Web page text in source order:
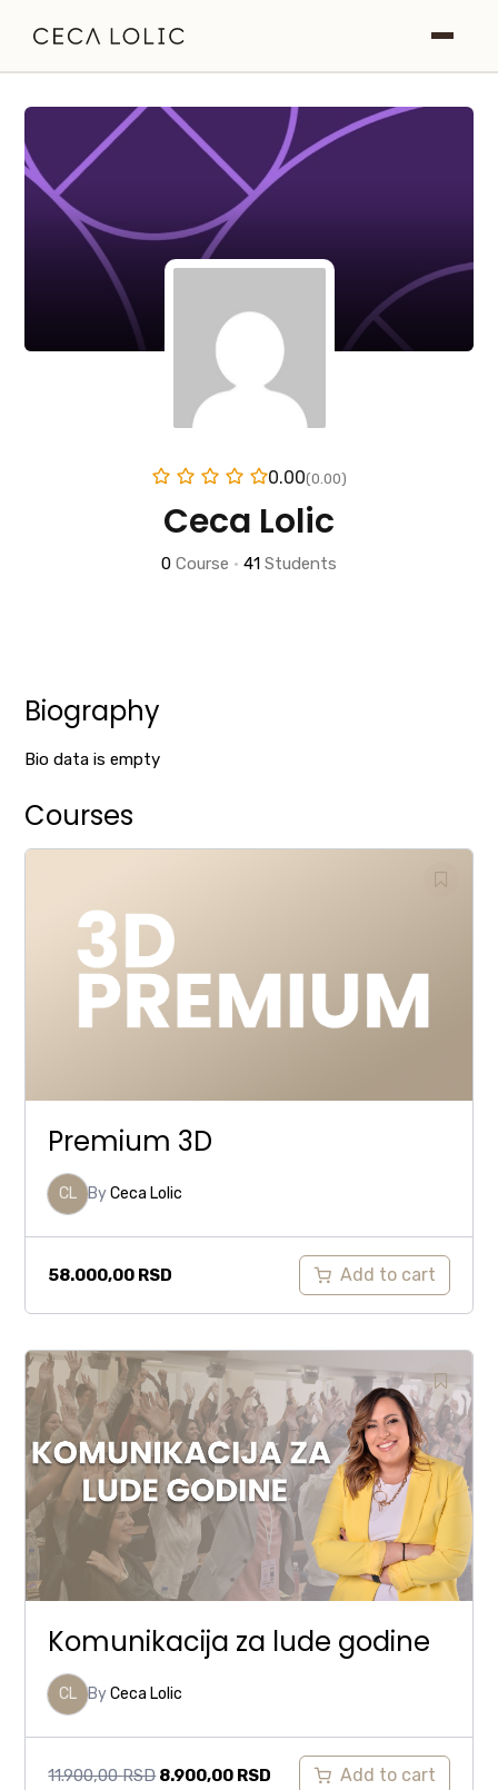
Roditeljstvo
NLP
O meni
0.00(0.00)
Ceca Lolic
0 Course • 41 Students
Biography
Bio data is empty
Courses
Premium 3D
CL ByCeca Lolic
58.000,00 RSD Add to cart
Komunikacija za lude godine
CL ByCeca Lolic
11.900,00RSD8.900,00 RSD Add to cart